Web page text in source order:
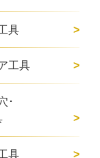
具
工具
･
具